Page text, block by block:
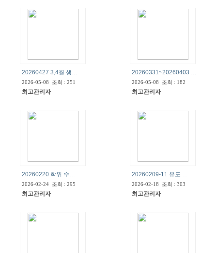
20260427 3,4월 생…
2026-05-08 조회 : 251
최고관리자
20260331~20260403 …
2026-05-08 조회 : 182
최고관리자
20260220 학위 수…
2026-02-24 조회 : 295
최고관리자
20260209-11 유도 …
2026-02-18 조회 : 303
최고관리자